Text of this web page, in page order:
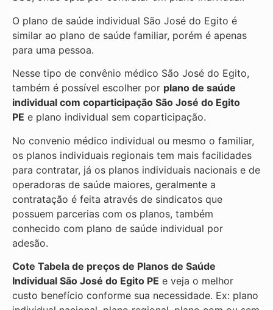
O plano de saúde individual São José do Egito é
similar ao plano de saúde familiar, porém é apenas
para uma pessoa.
Nesse tipo de convênio médico São José do Egito,
também é possível escolher por plano de saúde
individual com coparticipação São José do Egito
PE e plano individual sem coparticipação.
No convenio médico individual ou mesmo o familiar,
os planos individuais regionais tem mais facilidades
para contratar, já os planos individuais nacionais e de
operadoras de saúde maiores, geralmente a
contratação é feita através de sindicatos que
possuem parcerias com os planos, também
conhecido com plano de saúde individual por
adesão.
Cote Tabela de preços de Planos de Saúde
Individual São José do Egito PE e veja o melhor
custo benefício conforme sua necessidade. Ex: plano